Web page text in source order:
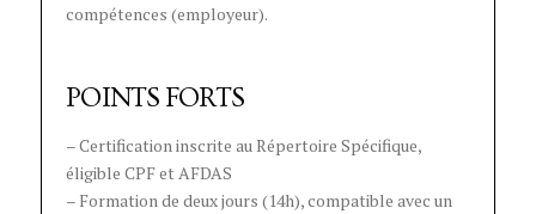
compétences (employeur).
POINTS FORTS
– Certification inscrite au Répertoire Spécifique,
éligible CPF et AFDAS
– Formation de deux jours (14h), compatible avec un